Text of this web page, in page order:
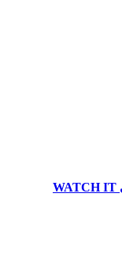
ياسمين عبد العزيز تتصدر الأكثر مشاهدة على WATCH IT